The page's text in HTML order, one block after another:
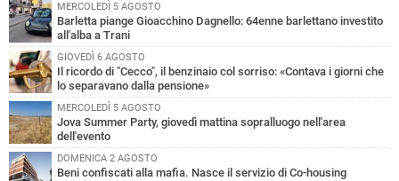
MERCOLEDÌ 5 AGOSTO
Barletta piange Gioacchino Dagnello: 64enne barlettano investito
all'alba a Trani
GIOVEDÌ 6 AGOSTO
Il ricordo di "Cecco", il benzinaio col sorriso: «Contava i giorni che
lo separavano dalla pensione»
MERCOLEDÌ 5 AGOSTO
Jova Summer Party, giovedì mattina sopralluogo nell'area
dell'evento
DOMENICA 2 AGOSTO
Beni confiscati alla mafia. Nasce il servizio di Co-housing